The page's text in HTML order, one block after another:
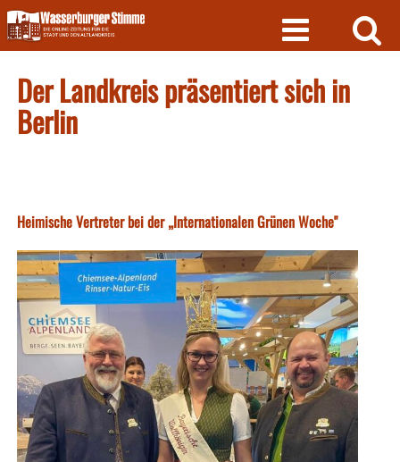
Skip
to
content
Der Landkreis präsentiert sich in
Berlin
Heimische Vertreter bei der „Internationalen Grünen Woche"